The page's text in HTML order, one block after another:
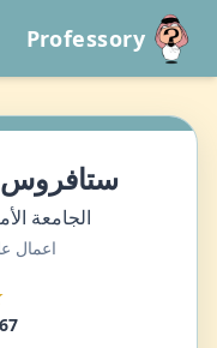
Professory
ستافروس
الجامعة
اعمال
3.67 من